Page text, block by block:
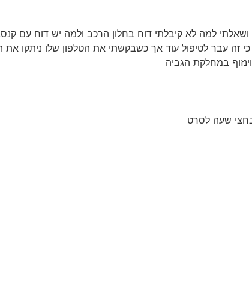
זה עבר לטיפול עוד אך כשבקשתי את הטלפון שלו ניתקו את
במחלקת הגביה
בחצי שעה לסרט